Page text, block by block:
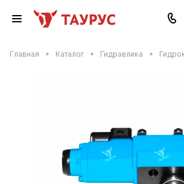
Главная Каталог Гидравлика